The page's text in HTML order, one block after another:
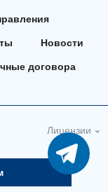
Новости
договора
Лицензии